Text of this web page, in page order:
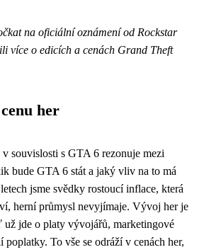
na oficiální oznámení od Rockstar
více o edicích a cenách Grand Theft
her
v souvislosti s GTA 6 rezonuje mezi
bude GTA 6 stát a jaký vliv na to má
jsme svědky rostoucí inflace, která
herní průmysl nevyjímaje. Vývoj her je
už jde o platy vývojářů, marketingové
poplatky. To vše se odráží v cenách her,